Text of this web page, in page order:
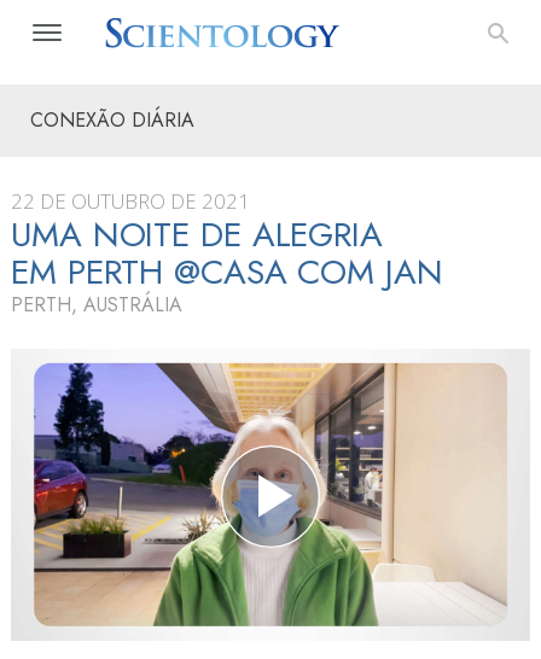
CONEXÃO DIÁRIA
22 DE OUTUBRO DE 2021
UMA NOITE DE ALEGRIA
EM PERTH @CASA COM JAN
PERTH, AUSTRÁLIA